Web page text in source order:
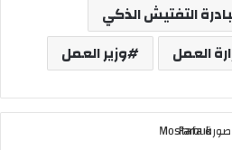
التفتيش الذكي
العمل وزير العمل